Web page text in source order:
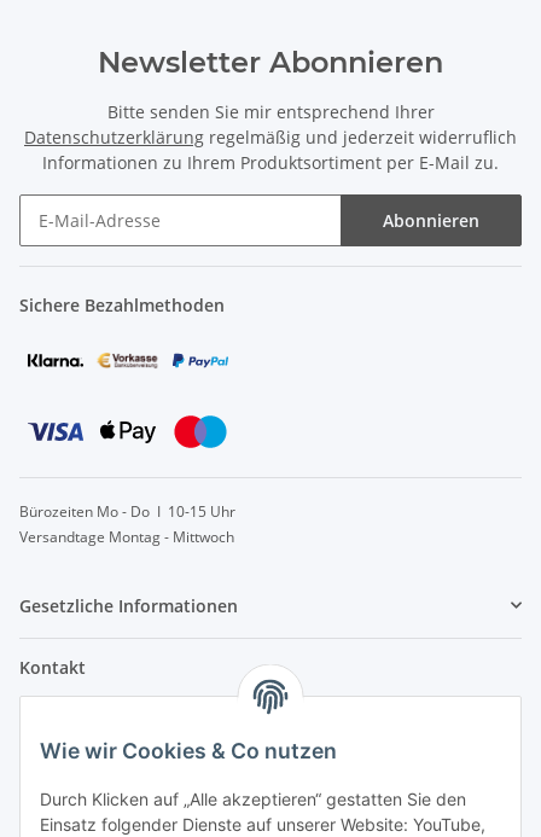
Newsletter Abonnieren
Bitte senden Sie mir entsprechend Ihrer
Datenschutzerklärung regelmäßig und jederzeit widerruflich
Informationen zu Ihrem Produktsortiment per E-Mail zu.
Abonnieren
Sichere Bezahlmethoden
Bürozeiten Mo - Do I 10-15 Uhr
Versandtage Montag - Mittwoch
Gesetzliche Informationen
Kontakt
0171-6477475
Lebensblatt
Inh. Simon Janßen
Wie wir Cookies & Co nutzen
Durch Klicken auf „Alle akzeptieren“ gestatten Sie den
Einsatz folgender Dienste auf unserer Website: YouTube,